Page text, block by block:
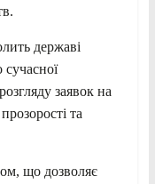
державі
заявок на
прозорості та
що дозволяє